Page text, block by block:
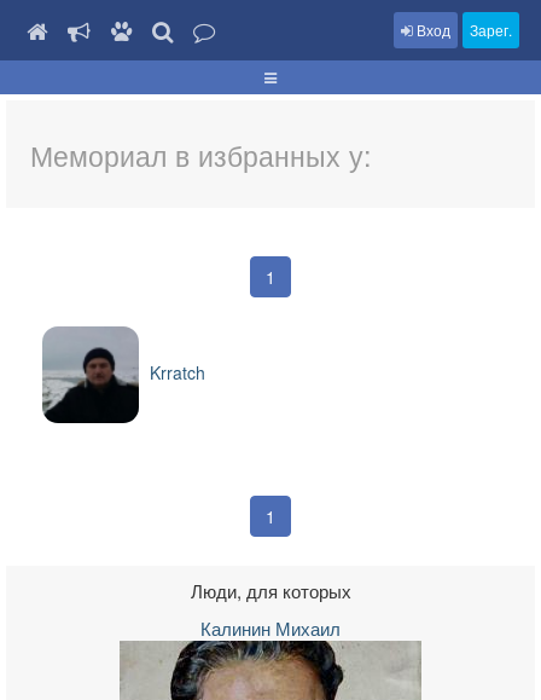
Вход Зарег.
Мемориал в избранных у:
1
Krratch
1
Люди, для которых
Калинин Михаил